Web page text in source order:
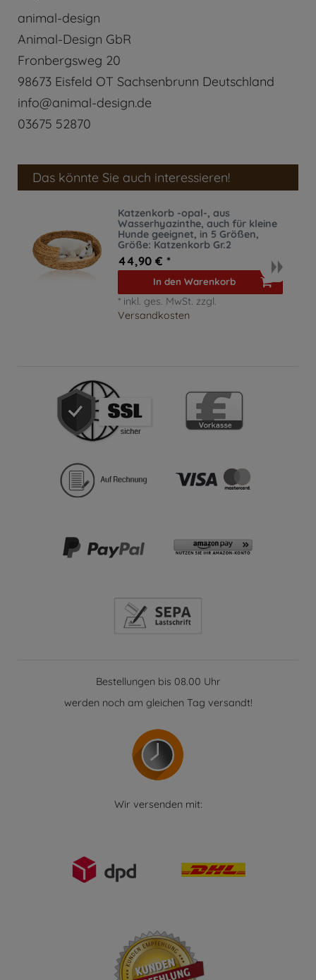
animal-design
Animal-Design GbR
Fronbergsweg 20
98673 Eisfeld OT Sachsenbrunn Deutschland
info@animal-design.de
03675 52870
Das könnte Sie auch interessieren!
Katzenkorb -opal-, aus
Wasserhyazinthe, auch für kleine
Hunde geeignet, in 5 Größen,
Größe: Katzenkorb Gr.2
44,90 € *
In den Warenkorb
* inkl. ges. MwSt. zzgl.
Versandkosten
Bestellungen bis 08.00 Uhr
werden noch am gleichen Tag versandt!
Wir versenden mit: